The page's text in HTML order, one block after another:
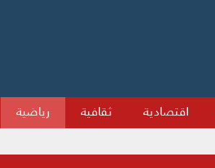
اقتصادية ثقافية رياضية